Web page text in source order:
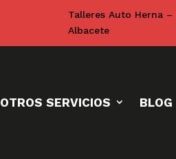
Talleres Auto Herna
Albacete
OTROS SERVICIOS BLOG